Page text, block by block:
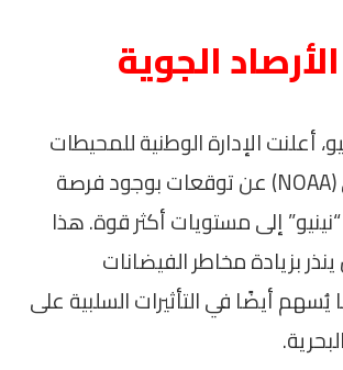
الجوية
أعلنت الإدارة الوطنية للمحيطات
والغلاف الجوي (NOAA) عن توقعات بوجود فرصة
“نينيو” إلى مستويات أكثر قوة. هذا
بزيادة مخاطر الفيضانات
أيضًا في التأثيرات السلبية على